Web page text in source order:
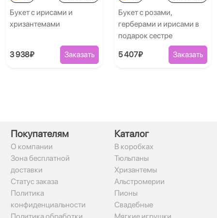
Букет с ирисами и
хризантемами
3 938₽ Заказать
Букет с розами,
герберами и ирисами в
подарок сестре
5 407₽ Заказать
Покупателям
О компании
Зона бесплатной
доставки
Статус заказа
Политика
конфиденциальности
Каталог
В коробках
Тюльпаны
Хризантемы
Альстромерии
Пионы
Свадебные